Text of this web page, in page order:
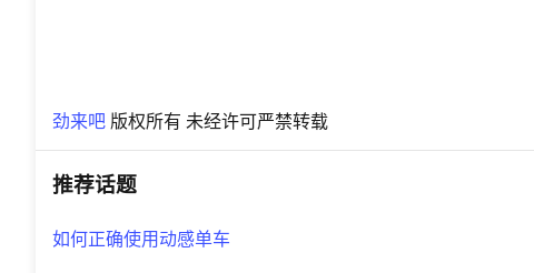
劲来吧 版权所有 未经许可严禁转载
推荐话题
如何正确使用动感单车